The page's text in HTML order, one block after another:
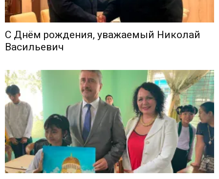
С Днём рождения, уважаемый Николай
Васильевич